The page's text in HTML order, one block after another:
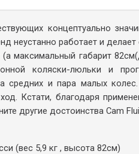
концептуально
неустанно работает и делает
максимальный габарит
коляски-люльки и
средних и пара малых
Кстати, благодаря
другие достоинства Cam
(вес 5,9 кг , высота 82см)